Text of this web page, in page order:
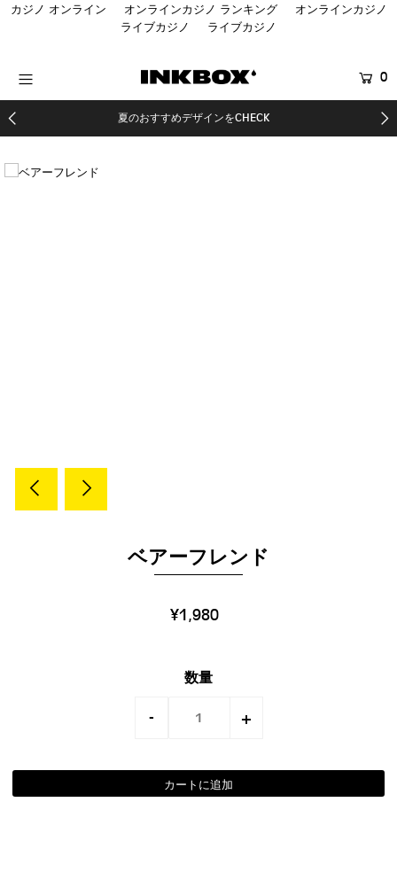
カジノ オンライン オンラインカジノ ランキング
オンラインカジノ
ライブカジノ
ライブカジノ
0
夏のおすすめデザインをCHECK
ベアーフレンド
¥1,980
数量
- +
HOME
商品を探す
コラボ商品
SALE